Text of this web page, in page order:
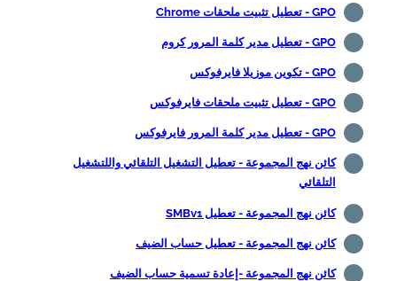
GPO - تعطيل تثبيت ملحقات Chrome
GPO - تعطيل مدير كلمة المرور كروم
GPO - تكوين موزيلا فايرفوكس
GPO - تعطيل تثبيت ملحقات فايرفوكس
GPO - تعطيل مدير كلمة المرور فايرفوكس
كائن نهج المجموعة - تعطيل التشغيل التلقائي واللتشغيل
كائن نهج المجموعة - تعطيل SMBv1
كائن نهج المجموعة - تعطيل حساب الضيف
كائن نهج المجموعة -إعادة تسمية حساب الضيف